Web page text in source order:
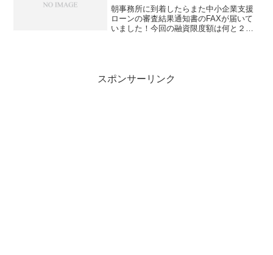
朝事務所に到着したらまた中小企業支援
ローンの審査結果通知書のFAXが届いて
いました！今回の融資限度額は何と２５
スポンサーリンク